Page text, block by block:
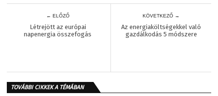
← ELŐZŐ
Létrejött az európai
napenergia összefogás
KÖVETKEZŐ →
Az energiaköltségekkel való
gazdálkodás 5 módszere
TOVÁBBI CIKKEK A TÉMÁBAN